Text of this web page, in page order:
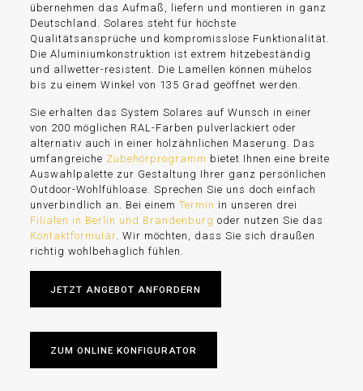
übernehmen das Aufmaß, liefern und montieren in ganz
Deutschland. Solares steht für höchste
Qualitätsansprüche und kompromisslose Funktionalität.
Die Aluminiumkonstruktion ist extrem hitzebeständig
und allwetter-resistent. Die Lamellen können mühelos
bis zu einem Winkel von 135 Grad geöffnet werden.
Sie erhalten das System Solares auf Wunsch in einer
von 200 möglichen RAL-Farben pulverlackiert oder
alternativ auch in einer holzähnlichen Maserung. Das
umfangreiche Zubehörprogramm bietet Ihnen eine breite
Auswahlpalette zur Gestaltung Ihrer ganz persönlichen
Outdoor-Wohlfühloase. Sprechen Sie uns doch einfach
unverbindlich an. Bei einem Termin in unseren drei
Filialen in Berlin und Brandenburg oder nutzen Sie das
Kontaktformular. Wir möchten, dass Sie sich draußen
richtig wohlbehaglich fühlen.
JETZT ANGEBOT ANFORDERN
ZUM ONLINE KONFIGURATOR